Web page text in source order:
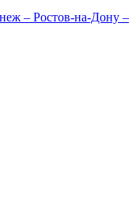
– Ростов-на-Дону –